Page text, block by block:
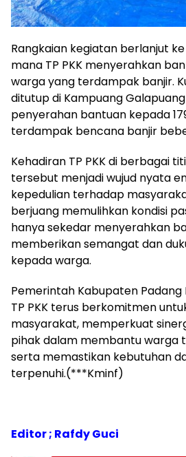
Rangkaian kegiatan berlanjut
mana TP PKK menyerahkan
warga yang terdampak banjir.
ditutup di Kampuang
penyerahan bantuan kepada
terdampak bencana banjir
Kehadiran TP PKK di berbagai
tersebut menjadi wujud nyata
kepedulian terhadap
berjuang memulihkan kondisi
hanya sekedar menyerahkan
memberikan semangat dan
kepada warga.
Pemerintah Kabupaten
TP PKK terus berkomitmen
masyarakat, memperkuat
pihak dalam membantu warga
serta memastikan kebutuhan
terpenuhi.(***Kminf)
Editor ; Rafdy Guci